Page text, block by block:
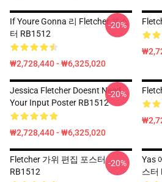
If Youre Gonna 리 Fletcher 포스
터 RB1512
₩2,728,440 - ₩6,325,020
-20%
Jessica Fletcher Doesnt Need
Your Input Poster RB1512
₩2,728,440 - ₩6,325,020
-20%
Fletcher 가위 편집 포스터
RB1512
-20%
Yas
스터